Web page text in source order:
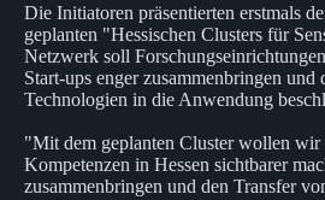
Die Initiatoren präsentierten erstmals
geplanten "Hessischen Clusters für
Netzwerk soll
Start-ups enger zusammenbringen und
Technologien in die Anwendung
"Mit dem geplanten Cluster wollen wir
Kompetenzen in Hessen sichtbarer
zusammenbringen und den Transfer